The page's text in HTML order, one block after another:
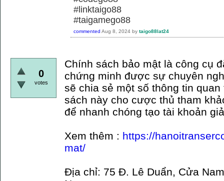
#linktaigo88
#taigamego88
commented Aug 8, 2024 by taigo88lat24
0
votes
Chính sách bảo mật là công cụ
chứng minh được sự chuyên
sẽ chia sẻ một số thông tin
sách này cho cược thủ tham
để nhanh chóng tạo tài khoản
Xem thêm : https://
mat/
Địa chỉ: 75 Đ. Lê Duẩn, Cửa